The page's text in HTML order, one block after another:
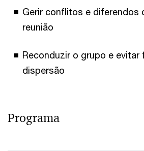
Gerir conflitos e diferendos
reunião
Reconduzir o grupo e evitar
dispersão
Programa